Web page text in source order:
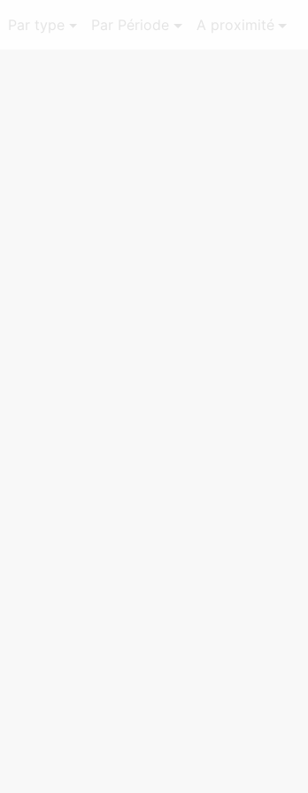
Par type Par Période A proximité